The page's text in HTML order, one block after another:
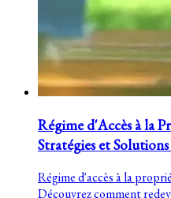
Régime d'Accès à la
Stratégies et
Régime d'accès à la
Découvrez comment